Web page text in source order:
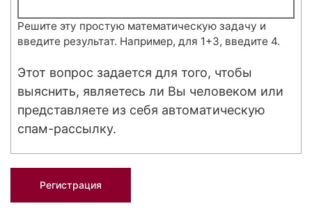
Решите эту простую математическую задачу и
введите результат. Например, для 1+3, введите 4.
Этот вопрос задается для того, чтобы
выяснить, являетесь ли Вы человеком или
представляете из себя автоматическую
спам-рассылку.